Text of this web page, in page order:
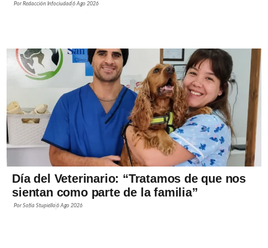
PorRedacción Infociudad6 Ago 2026
Día del Veterinario: “Tratamos de que nos
sientan como parte de la familia”
PorSofía Stupiello6 Ago 2026